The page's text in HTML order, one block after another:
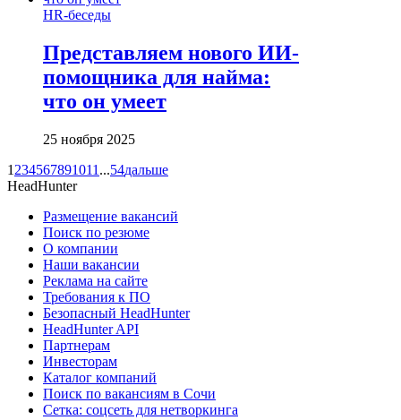
HR-беседы
Представляем нового ИИ-
помощника для найма:
что он умеет
25 ноября 2025
1 234567891011 ...54дальше
HeadHunter
Размещение вакансий
Поиск по резюме
О компании
Наши вакансии
Реклама на сайте
Требования к ПО
Безопасный HeadHunter
HeadHunter API
Партнерам
Инвесторам
Каталог компаний
Поиск по вакансиям в Сочи
Сетка: соцсеть для нетворкинга